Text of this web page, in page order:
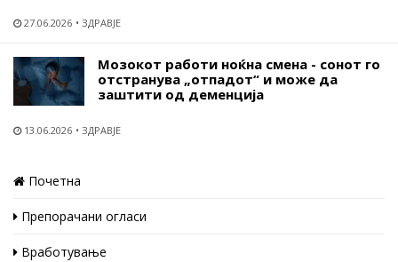
27.06.2026 ЗДРАВЈЕ
Мозокот работи ноќна смена - сонот го
отстранува „отпадот“ и може да
заштити од деменција
13.06.2026 ЗДРАВЈЕ
Почетна
Препорачани огласи
Вработување